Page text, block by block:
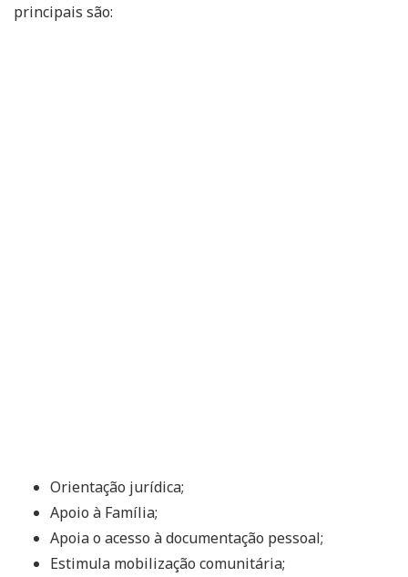
principais são:
Orientação jurídica;
Apoio à Família;
Apoia o acesso à documentação pessoal;
Estimula mobilização comunitária;